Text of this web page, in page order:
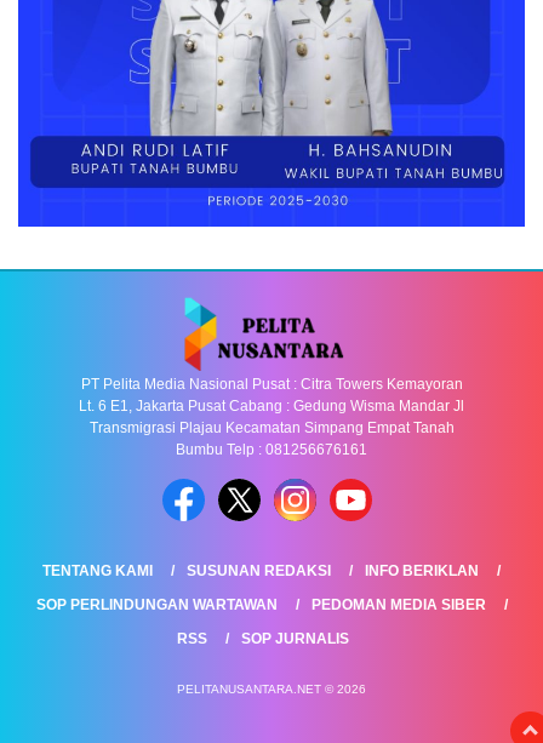
PT Pelita Media Nasional Pusat : Citra Towers Kemayoran
Lt. 6 E1, Jakarta Pusat Cabang : Gedung Wisma Mandar Jl
Transmigrasi Plajau Kecamatan Simpang Empat Tanah
Bumbu Telp : 081256676161
TENTANG KAMI SUSUNAN REDAKSI
INFO BERIKLAN
SOP PERLINDUNGAN WARTAWAN
PEDOMAN MEDIA SIBER
RSS
SOP JURNALIS
PELITANUSANTARA.NET © 2026